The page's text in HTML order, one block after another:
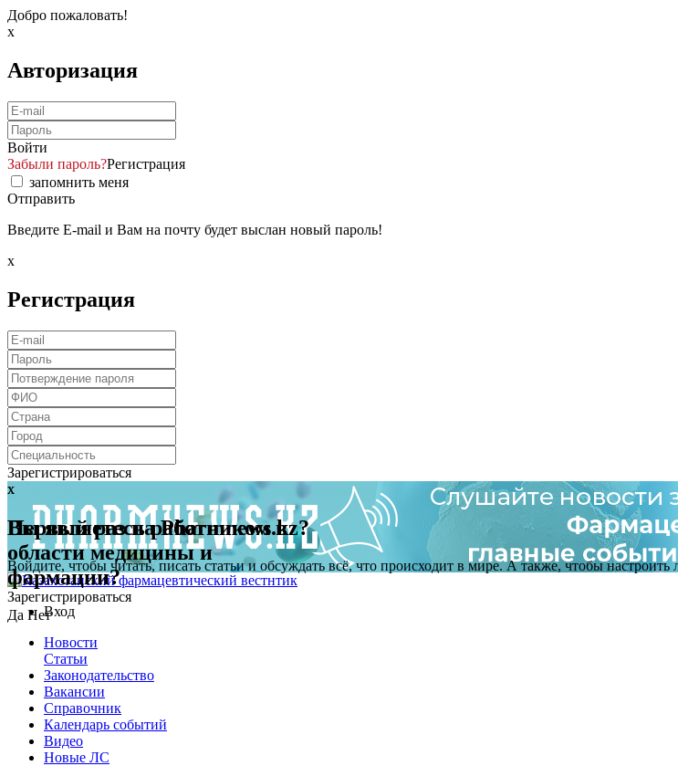
Добро пожаловать!
x
Авторизация
Войти
Забыли пароль?Регистрация
запомнить меня
Отправить
Введите E-mail и Вам на почту будет выслан новый пароль!
x
Регистрация
Зарегистрироваться
x
Первый раз на Pharmnews.kz?
Войдите, чтобы читать, писать статьи и обсуждать всё, что происходит в мире. А также, чтобы настроить
Зарегистрироваться
x
Вы являетесь работником в
области медицины и
фармации?
Да НетВход
Новости
Статьи
Законодательство
Вакансии
Справочник
Календарь событий
Видео
Новые ЛС